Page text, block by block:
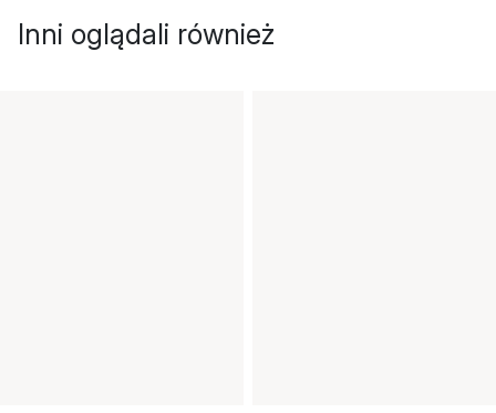
Inni oglądali również